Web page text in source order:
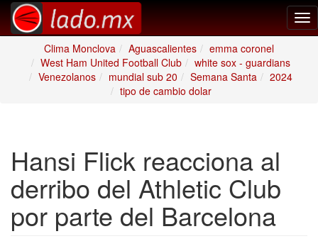
Clima Monclova
Aguascalientes
emma coronel
West Ham United Football Club
white sox - guardians
Venezolanos
mundial sub 20 Semana Santa
2024
tipo de cambio dolar
Hansi Flick reacciona al
derribo del Athletic Club
por parte del Barcelona